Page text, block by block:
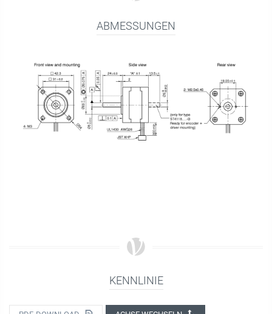
ABMESSUNGEN
KENNLINIE